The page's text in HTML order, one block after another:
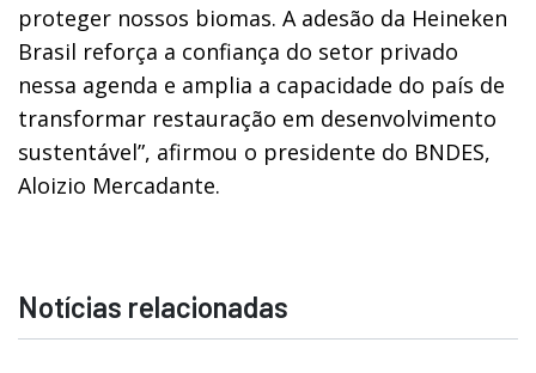
proteger nossos biomas. A adesão da Heineken
Brasil reforça a confiança do setor privado
nessa agenda e amplia a capacidade do país de
transformar restauração em desenvolvimento
sustentável”, afirmou o presidente do BNDES,
Aloizio Mercadante.
Notícias relacionadas